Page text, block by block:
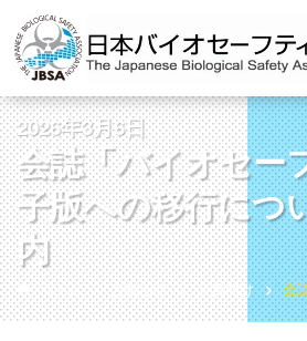
2026年3月6日
会誌「バイオセー
子版への移行につ
内
ホーム お知らせ 会員向け 会